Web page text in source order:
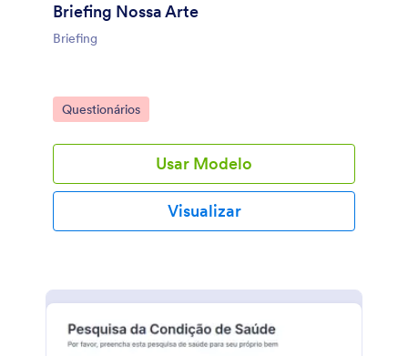
Briefing Nossa Arte
Briefing
Go to Category:
Questionários
Usar Modelo
Visualizar